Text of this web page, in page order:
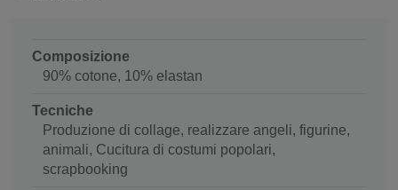
Composizione
90% cotone, 10% elastan
Tecniche
Produzione di collage, realizzare angeli, figurine,
animali, Cucitura di costumi popolari,
scrapbooking